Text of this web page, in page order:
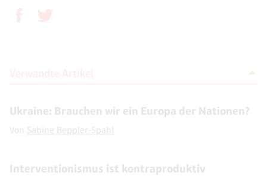
Ukraine: Brauchen wir ein Europa der Nationen?
Von Sabine Beppler-Spahl
Interventionismus ist kontraproduktiv